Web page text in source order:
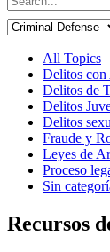
All Topics
Delitos con
Delitos de
Delitos
Delitos
Fraude y
Leyes de
Proceso
Sin
Recursos